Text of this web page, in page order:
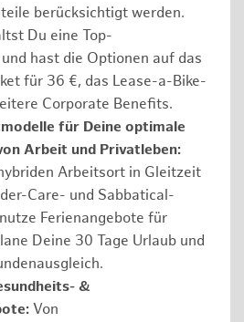
berücksichtigt werden.
Du eine Top-
hast die Optionen auf das
für 36 €, das Lease-a-Bike-
Corporate Benefits.
für Deine optimale
Arbeit und Privatleben:
Arbeitsort in Gleitzeit
Care- und Sabbatical-
Ferienangebote für
Deine 30 Tage Urlaub und
&
Von